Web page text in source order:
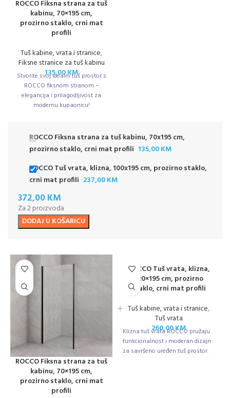
ROCCO Fiksna strana za tuš
kabinu, 70×195 cm,
prozirno staklo, crni mat
profili
Tuš kabine, vrata i stranice,
Fiksne stranice za tuš kabinu
135,00KM
Stvorite svoj idealni tuš prostor s
ROCCO fiksnom stranom –
elegancija i prilagodljivost za
modernu kupaonicu!
ROCCO Fiksna strana za tuš kabinu, 70x195 cm,
prozirno staklo, crni mat profili 135,00KM
ROCCO Tuš vrata, klizna, 100x195 cm, prozirno staklo,
crni mat profili 237,00KM
372,00KM
Za 2 proizvoda
DODAJ U KOŠARICU
ROCCO Fiksna strana za tuš
kabinu, 70×195 cm,
prozirno staklo, crni mat
profili
ROCCO Tuš vrata, klizna,
120×195 cm, prozirno
staklo, crni mat profili
Tuš kabine, vrata i stranice,
Tuš vrata
260,00KM
Klizna tuš vrata ROCCO pružaju
funkcionalnost i moderan dizajn
za savršeno uređen tuš prostor.